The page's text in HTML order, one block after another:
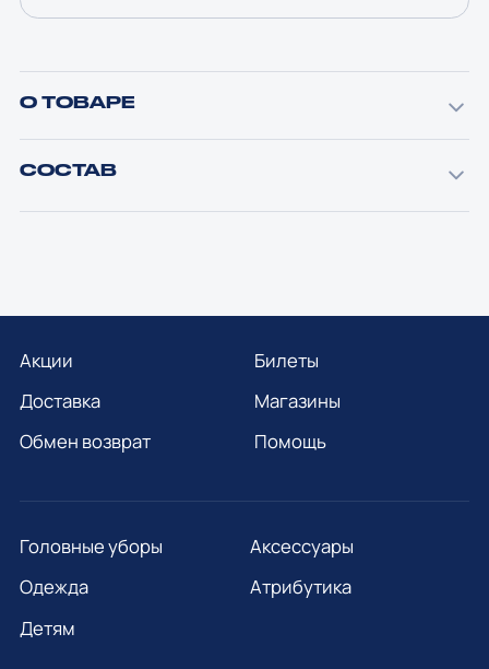
О ТОВАРЕ
СОСТАВ
Акции
Доставка
Обмен возврат
Билеты
Магазины
Помощь
Головные уборы
Одежда
Детям
Аксессуары
Атрибутика